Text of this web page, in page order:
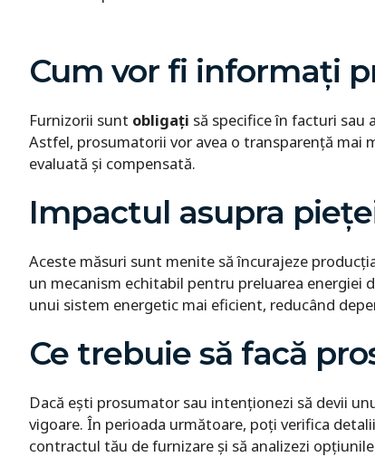
Cum vor fi informați
Furnizorii sunt obligați să specifice în facturi sau
Astfel, prosumatorii vor avea o transparență mai
evaluată și compensată.
Impactul asupra
Aceste măsuri sunt menite să încurajeze
un mecanism echitabil pentru preluarea energiei
unui sistem energetic mai eficient, reducând
Ce trebuie să facă
Dacă ești prosumator sau intenționezi să devii
vigoare. În perioada următoare, poți verifica
contractul tău de furnizare și să analizezi